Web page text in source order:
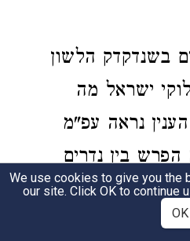
בשנדקדק הלשון
ישראל מה
נראה עפ"מ
בין נדרים
המלך בשבועה
ברמב"ן ז"ל
We use cookies to give you the
our site. Click OK to continue
OK